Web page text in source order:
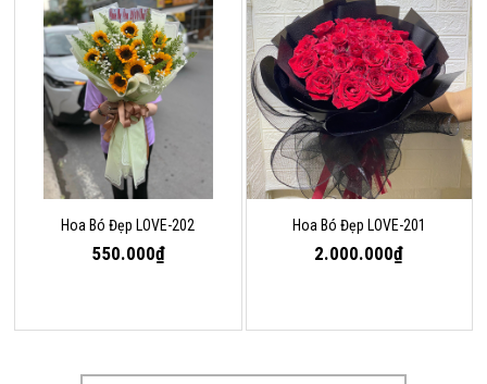
Hoa Bó Đẹp LOVE-202
550.000₫
Hoa Bó Đẹp LOVE-201
2.000.000₫